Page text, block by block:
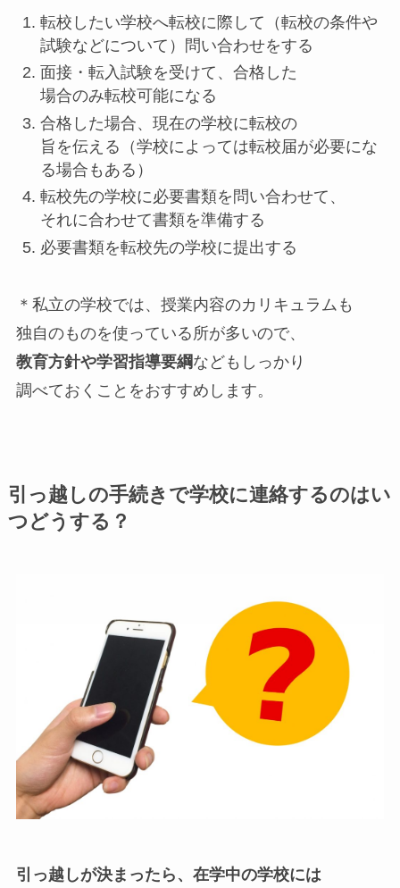
転校したい学校へ転校に際して（転校の条件や
試験などについて）問い合わせをする
面接・転入試験を受けて、合格した
場合のみ転校可能になる
合格した場合、現在の学校に転校の
旨を伝える（学校によっては転校届が必要にな
る場合もある）
転校先の学校に必要書類を問い合わせて、
それに合わせて書類を準備する
必要書類を転校先の学校に提出する
＊私立の学校では、授業内容のカリキュラムも
独自のものを使っている所が多いので、
教育方針や学習指導要綱などもしっかり
調べておくことをおすすめします。
引っ越しの手続きで学校に連絡するのはい
つどうする？
引っ越しが決まったら、在学中の学校には